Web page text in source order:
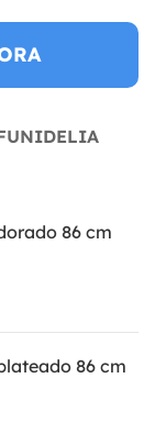
86 cm
86 cm